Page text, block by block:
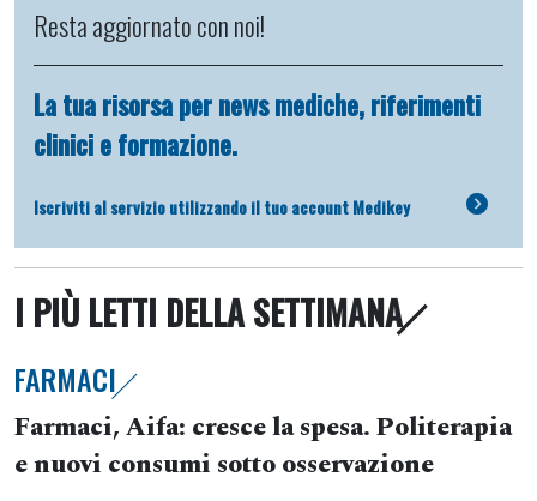
Resta aggiornato con noi!
La tua risorsa per news mediche, riferimenti
clinici e formazione.
Iscriviti al servizio utilizzando il tuo account Medikey
I PIÙ LETTI DELLA SETTIMANA
FARMACI
Farmaci, Aifa: cresce la spesa. Politerapia
e nuovi consumi sotto osservazione